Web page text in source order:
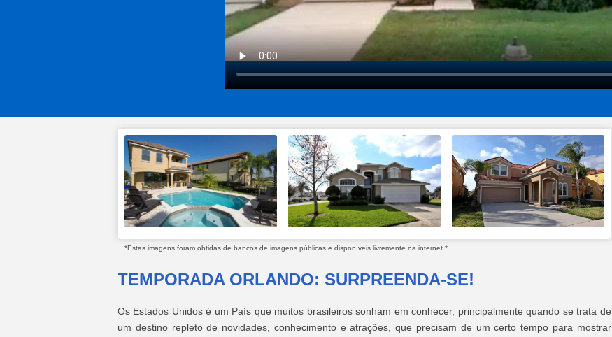
*Estas imagens foram obtidas de bancos de imagens públicas e disponíveis livremente na internet.*
TEMPORADA ORLANDO: SURPREENDA-SE!
Os Estados Unidos é um País que muitos brasileiros sonham em conhecer, principalmente quando se trata de
um destino repleto de novidades, conhecimento e atrações, que precisam de um certo tempo para mostrar